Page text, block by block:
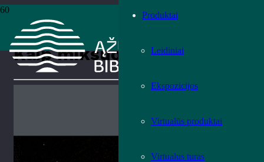
Produktai
Leidiniai
Ekspozicijos
Virtualūs produktai
Virtualus turas
Kaip miksuoti vinilais?
Kaip miksuoti vinilais?